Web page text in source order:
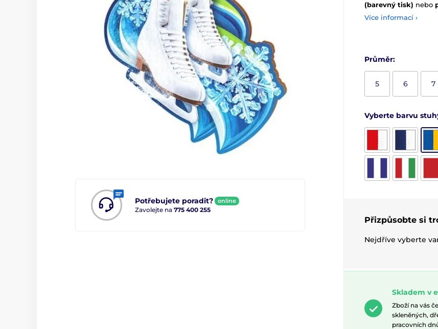
Potřebujete poradit? online
Zavolejte na 775 400 255
(barevný tisk) nebo
Více informací ›
Průměr:
5 6 7
Vyberte barvu
Přizpůsobte si
Nejdříve vyberte
Skladem v
Zboží na vás
skleněných,
pracovních